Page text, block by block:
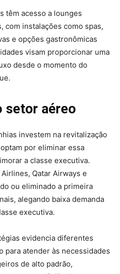
têm acesso a lounges
com instalações como spas,
e opções gastronômicas
visam proporcionar uma
desde o momento do
setor aéreo
investem na revitalização
por eliminar essa
a classe executiva.
Qatar Airways e
ou eliminado a primeira
alegando baixa demanda
executiva.
evidencia diferentes
para atender às necessidades
de alto padrão,